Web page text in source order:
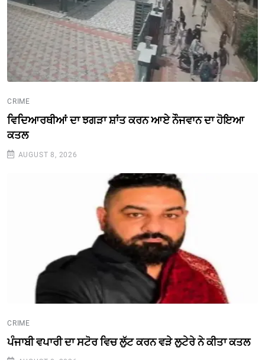
CRIME
ਵਿਦਿਆਰਥੀਆਂ ਦਾ ਝਗੜਾ ਸ਼ਾਂਤ ਕਰਨ ਆਏ ਨੌਜਵਾਨ ਦਾ ਹੋਇਆ
ਕਤਲ
AUGUST 8, 2026
CRIME
ਪੰਜਾਬੀ ਵਪਾਰੀ ਦਾ ਸਟੋਰ ਵਿਚ ਲੁੱਟ ਕਰਨ ਵੜੇ ਲੁਟੇਰੇ ਨੇ ਕੀਤਾ ਕਤਲ